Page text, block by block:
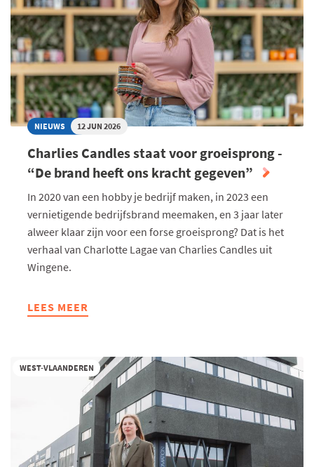
VOOR
BESTE
START-
UP
JOURNEY
NIEUWS 12 JUN 2026
Charlies Candles staat voor groeisprong -
“De brand heeft ons kracht gegeven”
In 2020 van een hobby je bedrijf maken, in 2023 een
vernietigende bedrijfsbrand meemaken, en 3 jaar later
alweer klaar zijn voor een forse groeisprong? Dat is het
verhaal van Charlotte Lagae van Charlies Candles uit
Wingene.
LEES MEER
ABOUT
VOOR
GROEISPRONG
BRAND
HEEFT
WEST-VLAANDEREN